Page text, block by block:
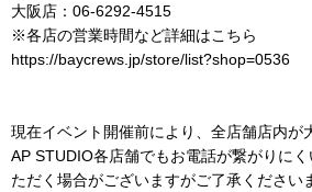
大阪店： 06-6292-4515
※各店の営業時間など詳細はこちら
https://baycrews.jp/store/list?shop=0536
現在イベント開催前により、全店舗店内が
AP STUDIO各店舗でもお電話が繋がりに
ただく場合がございますがご了承ください